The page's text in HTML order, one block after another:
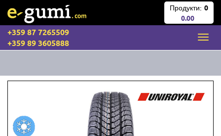
Продукти: 0
0.00
+359 87 7265509
+359 89 3605888